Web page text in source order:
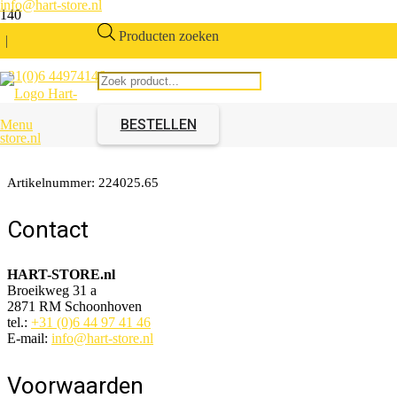
info@hart-store.nl
|
+31(0)6 44974146
Producten zoeken
BESTELLEN
Menu
Keukenmengkraan met 1
hendel Chroom
Artikelnummer: 224025.65
Contact
HART-STORE.nl
Broeikweg 31 a
2871 RM Schoonhoven
tel.: +31 (0)6 44 97 41 46
E-mail: info@hart-store.nl
Voorwaarden